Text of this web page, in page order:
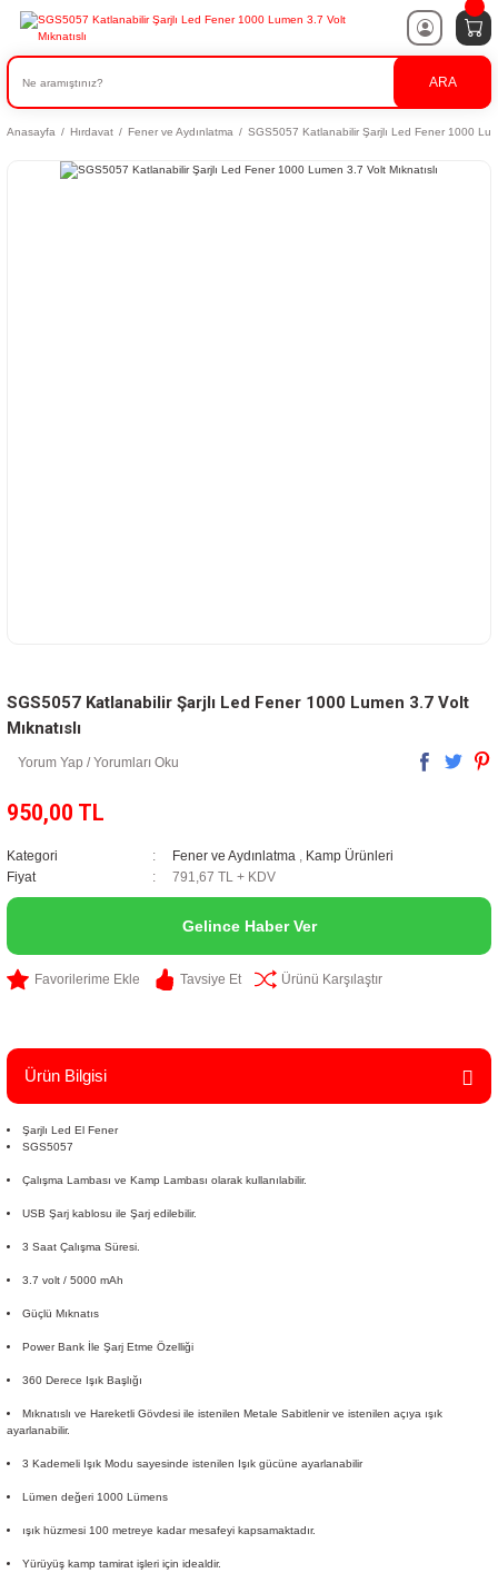
ARA
Anasayfa Hırdavat Fener ve Aydınlatma SGS5057 Katlanabilir Şarjlı Led Fener 1000
SGS5057 Katlanabilir Şarjlı Led Fener 1000 Lumen 3.7 Volt
Mıknatıslı
Yorum Yap / Yorumları Oku
950,00 TL
Kategori Fener ve Aydınlatma , Kamp Ürünleri
Fiyat
791,67 TL + KDV
Gelince Haber Ver
Tavsiye Et Ürünü Karşılaştır
Ürün Bilgisi
Şarjlı Led El Fener
SGS5057
Çalışma Lambası ve Kamp Lambası olarak kullanılabilir.
USB Şarj kablosu ile Şarj edilebilir.
3 Saat Çalışma Süresi.
3.7 volt / 5000 mAh
Güçlü Mıknatıs
Power Bank İle Şarj Etme Özelliği
360 Derece Işık Başlığı
Mıknatıslı ve Hareketli Gövdesi ile istenilen Metale Sabitlenir ve istenilen açıya ışık
ayarlanabilir.
3 Kademeli Işık Modu sayesinde istenilen Işık gücüne ayarlanabilir
Lümen değeri 1000 Lümens
ışık hüzmesi 100 metreye kadar mesafeyi kapsamaktadır.
Yürüyüş kamp tamirat işleri için idealdir.